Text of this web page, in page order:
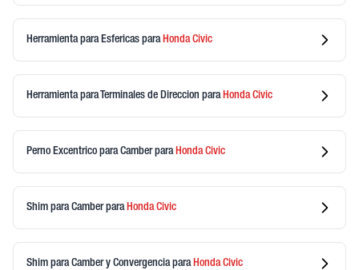
Herramienta para Esfericas para HondaCivic
Herramienta para Terminales de Direccion para HondaCivic
Perno Excentrico para Camberpara HondaCivic
Shim para Camberpara HondaCivic
Shim para Camber y Convergenciapara HondaCivic